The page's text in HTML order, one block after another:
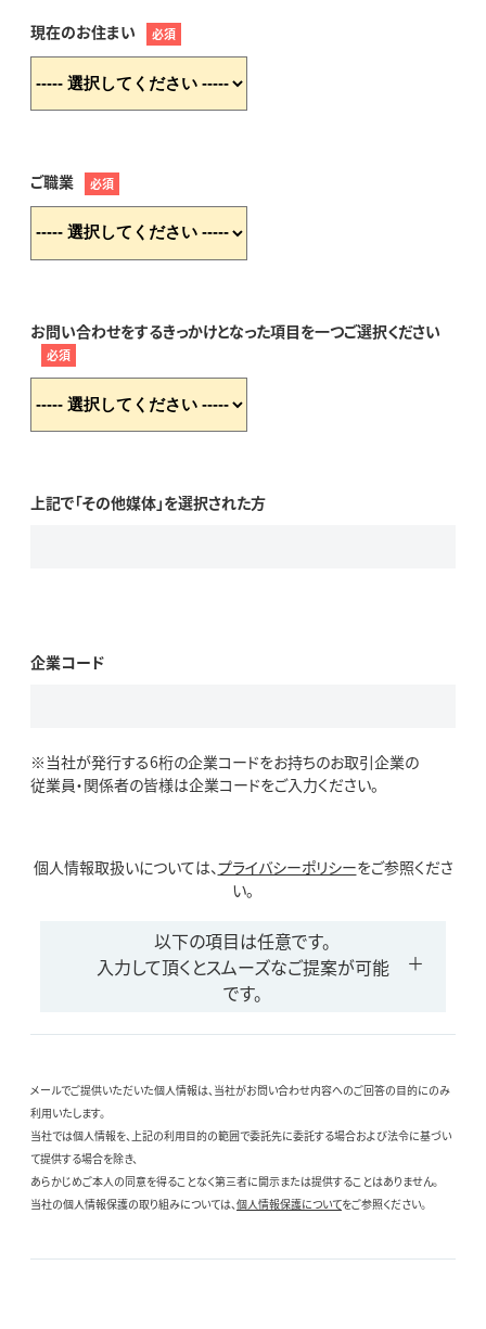
現在のお住まい 必須
ご職業 必須
お問い合わせをするきっかけとなった項目を一つご選択ください
必須
上記で「その他媒体」を選択された方
企業コード
※当社が発行する6桁の企業コードをお持ちのお取引企業の
従業員・関係者の皆様は企業コードをご入力ください。
個人情報取扱いについては、プライバシーポリシーをご参照くださ
い。
以下の項目は任意です。
入力して頂くとスムーズなご提案が可能
です。
メールでご提供いただいた個人情報は、当社がお問い合わせ内容へのご回答の目的にのみ
利用いたします。
当社では個人情報を、上記の利用目的の範囲で委託先に委託する場合および法令に基づい
て提供する場合を除き、
あらかじめご本人の同意を得ることなく第三者に開示または提供することはありません。
当社の個人情報保護の取り組みについては、個人情報保護についてをご参照ください。